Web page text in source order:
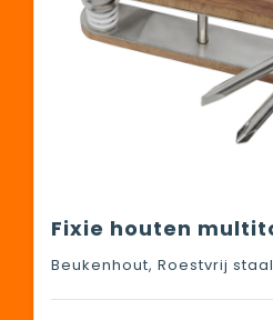
Beukenhout, Roestvrij staal